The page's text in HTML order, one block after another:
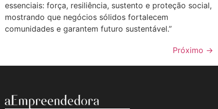
essenciais: força, resiliência, sustento e proteção social,
mostrando que negócios sólidos fortalecem
comunidades e garantem futuro sustentável.”
Próximo →